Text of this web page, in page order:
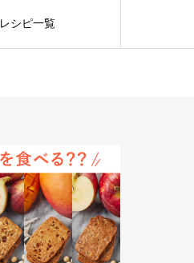
レシピ一覧